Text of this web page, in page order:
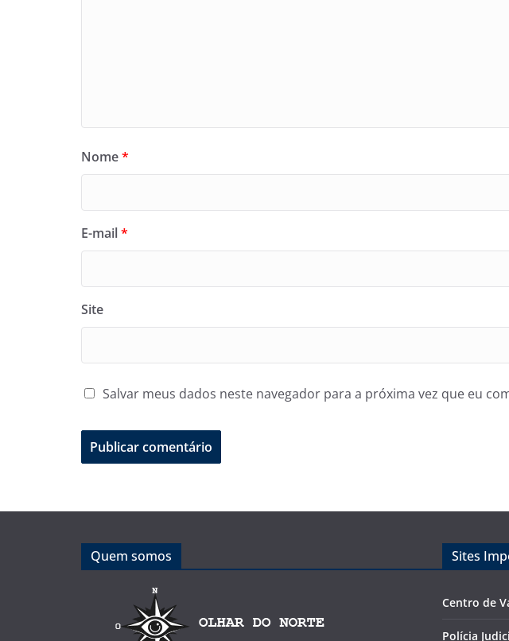
Nome*
E-mail*
Site
Salvar meus dados neste navegador para a próxima vez que eu
Quem somos Sites
Centro de
Polícia